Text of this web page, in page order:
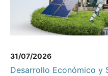
31/07/2026
Desarrollo Económico y